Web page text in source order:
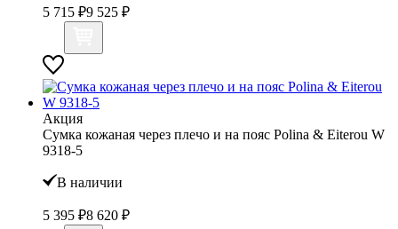
5 715 ₽9 525 ₽
Акция
Сумка кожаная через плечо и на пояс Polina & Eiterou W
9318-5
В наличии
5 395 ₽8 620 ₽